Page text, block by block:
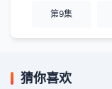
第9集
猜你喜欢